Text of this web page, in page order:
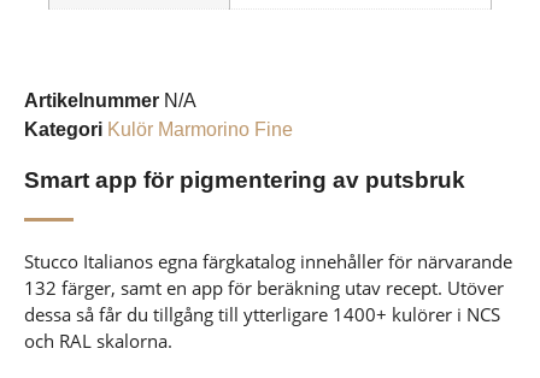
Artikelnummer N/A
Kategori Kulör Marmorino Fine
Smart app för pigmentering av putsbruk
Stucco Italianos egna färgkatalog innehåller för närvarande
132 färger, samt en app för beräkning utav recept. Utöver
dessa så får du tillgång till ytterligare 1400+ kulörer i NCS
och RAL skalorna.